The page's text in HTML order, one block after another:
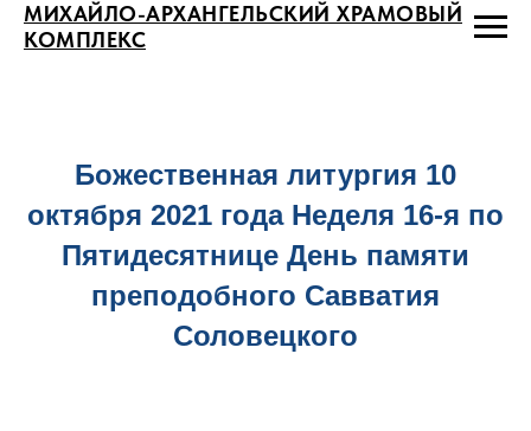
МИХАЙЛО-АРХАНГЕЛЬСКИЙ ХРАМОВЫЙ
КОМПЛЕКС
Божественная литургия 10
октября 2021 года Неделя 16-я по
Пятидесятнице День памяти
преподобного Савватия
Соловецкого